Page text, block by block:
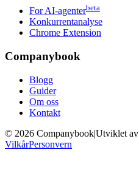
For AI-agenterbeta
Konkurrentanalyse
Chrome Extension
Companybook
Blogg
Guider
Om oss
Kontakt
© 2026 Companybook|Utviklet av
VilkårPersonvern